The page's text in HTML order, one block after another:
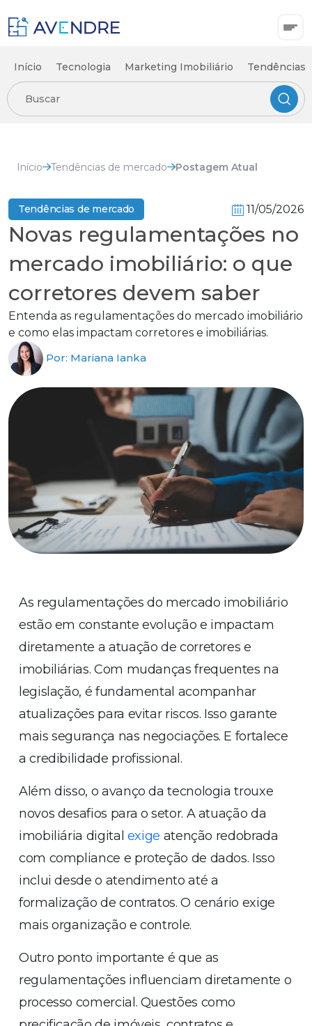
Início Tecnologia Marketing Imobiliário Tendências
Início Tendências de mercado Postagem Atual
Tendências de mercado 11/05/2026
Novas regulamentações no
mercado imobiliário: o que
corretores devem saber
Entenda as regulamentações do mercado imobiliário
e como elas impactam corretores e imobiliárias.
Por: Mariana Ianka
As regulamentações do mercado imobiliário
estão em constante evolução e impactam
diretamente a atuação de corretores e
imobiliárias. Com mudanças frequentes na
legislação, é fundamental acompanhar
atualizações para evitar riscos. Isso garante
mais segurança nas negociações. E fortalece
a credibilidade profissional.
Além disso, o avanço da tecnologia trouxe
novos desafios para o setor. A atuação da
imobiliária digital exige atenção redobrada
com compliance e proteção de dados. Isso
inclui desde o atendimento até a
formalização de contratos. O cenário exige
mais organização e controle.
Outro ponto importante é que as
regulamentações influenciam diretamente o
processo comercial. Questões como